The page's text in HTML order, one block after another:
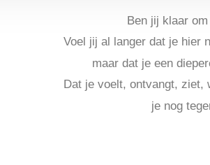
Ben jij klaar
Voel jij al langer dat je hier
maar dat je een
Dat je voelt, ontvangt,
je nog